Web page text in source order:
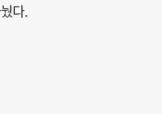
다.